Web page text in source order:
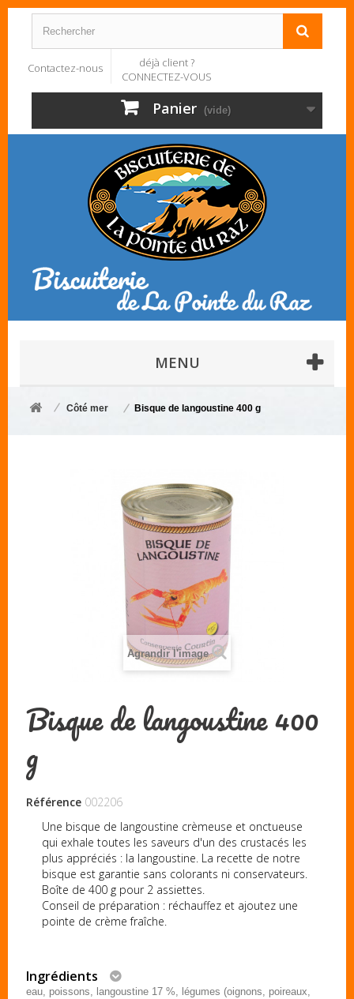
Contactez-nous
déjà client ?
CONNECTEZ-VOUS
Panier (vide)
MENU
Côté mer Bisque de langoustine 400 g
Agrandir l'image
Bisque de langoustine 400
g
Référence 002206
Une bisque de langoustine crèmeuse et onctueuse
qui exhale toutes les saveurs d'un des crustacés les
plus appréciés : la langoustine. La recette de notre
bisque est garantie sans colorants ni conservateurs.
Boîte de 400 g pour 2 assiettes.
Conseil de préparation : réchauffez et ajoutez une
pointe de crème fraîche.
Ingrédients
eau, poissons, langoustine 17 %, légumes (oignons, poireaux,